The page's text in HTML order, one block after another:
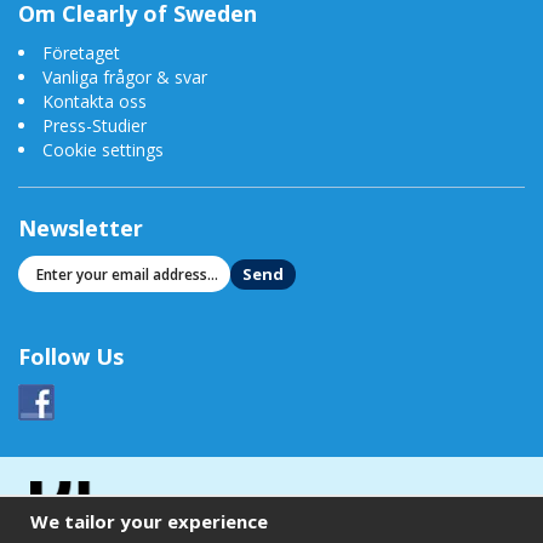
Läs mer
-Vattenfilter för renare vatten
-Vattenfilter-guide
-Vilken vattenrenare skall jag välja?
-Rent vatten och ren miljö
Om Clearly of Sweden
Företaget
Vanliga frågor & svar
Kontakta oss
Press-Studier
Cookie settings
Newsletter
Send
Follow Us
We tailor your experience